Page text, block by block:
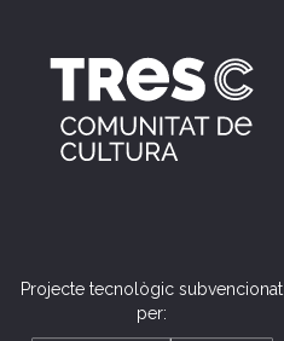
Projecte tecnològic subvencionat
per: